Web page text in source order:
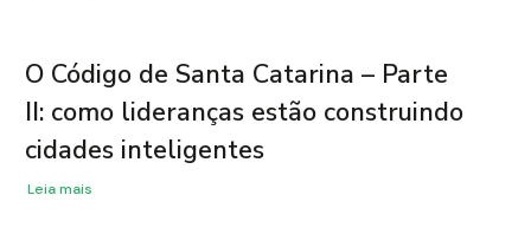
​O Código de Santa Catarina – Parte
II: como lideranças estão construindo
cidades inteligentes
Leia mais